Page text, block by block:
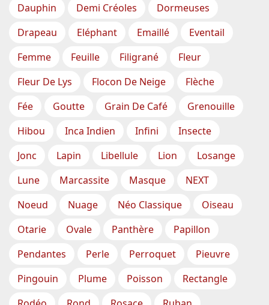
Dauphin
Demi Créoles
Dormeuses
Drapeau
Eléphant Emaillé
Eventail
Femme
Feuille Filigrané
Fleur
Fleur De Lys
Flocon De Neige
Flèche
Fée
Goutte Grain De Café
Grenouille
Hibou
Inca Indien Infini
Insecte
Jonc
Lapin Libellule Lion
Losange
Lune
Marcassite Masque
NEXT
Noeud
Nuage Néo Classique
Oiseau
Otarie
Ovale Panthère
Papillon
Pendantes
Perle Perroquet
Pieuvre
Pingouin
Plume Poisson
Rectangle